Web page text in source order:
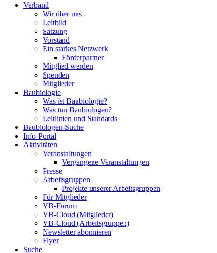
Verband
Wir über uns
Leitbild
Satzung
Vorstand
Ein starkes Netzwerk
Förderpartner
Mitglied werden
Spenden
Mitglieder
Baubiologie
Was ist Baubiologie?
Was tun Baubiologen?
Leitlinien und Standards
Baubiologen-Suche
Info-Portal
Aktivitäten
Veranstaltungen
Vergangene Veranstaltungen
Presse
Arbeitsgruppen
Projekte unserer Arbeitsgruppen
Für Mitglieder
VB-Forum
VB-Cloud (Mitglieder)
VB-Cloud (Arbeitsgruppen)
Newsletter abonnieren
Flyer
Suche